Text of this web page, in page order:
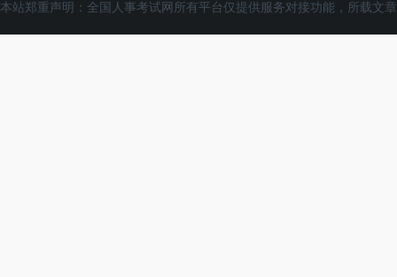
本站郑重声明：全国人事考试网所有平台仅提供服务对接功能，所载文